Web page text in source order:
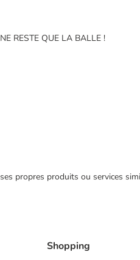
RESTE QUE LA BALLE !
propres produits ou services
Shopping